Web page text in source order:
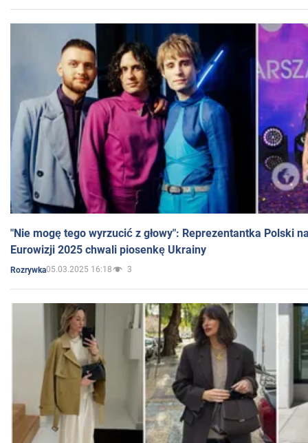
"Nie mogę tego wyrzucić z głowy": Reprezentantka Polski
Eurowizji 2025 chwali piosenkę Ukrainy
Rozrywka05.03.2025 16:18 3